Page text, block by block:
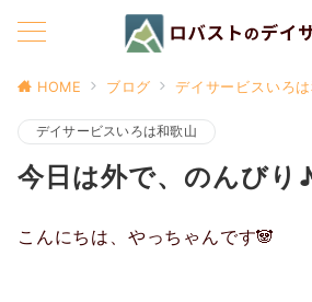
HOME ブログ デイサービスいろ
デイサービスいろは和歌山
今日は外で、のんびり
こんにちは、やっちゃんです🐼